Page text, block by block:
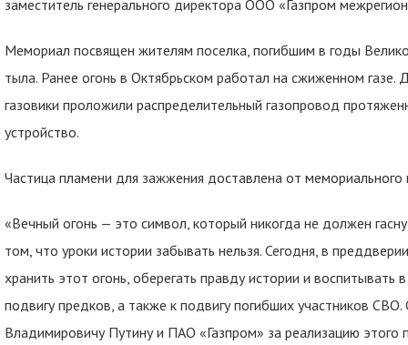
заместитель генерального директора ООО «Газпром
Мемориал посвящен жителям поселка, погибшим в годы
тыла. Ранее огонь в Октябрьском работал на сжиженном газе.
газовики проложили распределительный газопровод
устройство.
Частица пламени для зажжения доставлена от мемориального
«Вечный огонь — это символ, который никогда не должен
том, что уроки истории забывать нельзя. Сегодня, в
хранить этот огонь, оберегать правду истории и воспитывать
подвигу предков, а также к подвигу погибших участников
Владимировичу Путину и ПАО «Газпром» за реализацию этого